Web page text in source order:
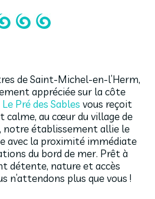
de Saint-Michel-en-l’Herm,
appréciée sur la côte
Pré des Sables vous reçoit
calme, au cœur du village de
notre établissement allie le
avec la proximité immédiate
du bord de mer. Prêt à
détente, nature et accès
n’attendons plus que vous !